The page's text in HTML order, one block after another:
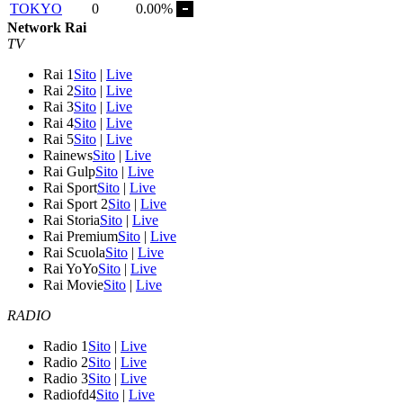
TOKYO
0
0.00%
Network Rai
TV
Rai 1 Sito | Live
Rai 2Sito | Live
Rai 3Sito | Live
Rai 4Sito | Live
Rai 5Sito | Live
RainewsSito | Live
Rai GulpSito | Live
Rai SportSito | Live
Rai Sport 2Sito | Live
Rai StoriaSito | Live
Rai PremiumSito | Live
Rai ScuolaSito | Live
Rai YoYoSito | Live
Rai MovieSito | Live
RADIO
Radio 1 Sito | Live
Radio 2Sito | Live
Radio 3Sito | Live
Radiofd4Sito | Live